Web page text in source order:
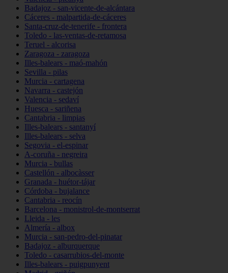
Badajoz - san-vicente-de-alcántara
Cáceres - malpartida-de-cáceres
Santa-cruz-de-tenerife - frontera
Toledo - las-ventas-de-retamosa
Teruel - alcorisa
Zaragoza - zaragoza
Illes-balears - maó-mahón
Sevilla - pilas
Murcia - cartagena
Navarra - castejón
Valencia - sedaví
Huesca - sariñena
Cantabria - limpias
Illes-balears - santanyí
Illes-balears - selva
Segovia - el-espinar
A-coruña - negreira
Murcia - bullas
Castellón - albocàsser
Granada - huétor-tájar
Córdoba - bujalance
Cantabria - reocín
Barcelona - monistrol-de-montserrat
Lleida - les
Almería - albox
Murcia - san-pedro-del-pinatar
Badajoz - alburquerque
Toledo - casarrubios-del-monte
Illes-balears - puigpunyent